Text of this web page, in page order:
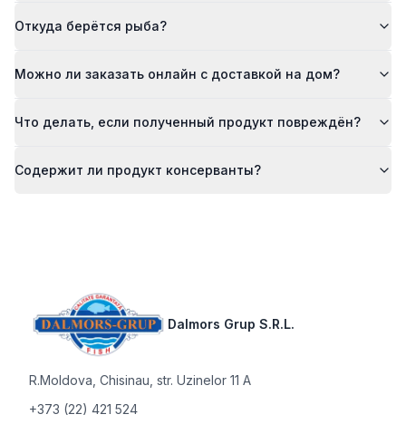
Откуда берётся рыба?
Можно ли заказать онлайн с доставкой на дом?
Что делать, если полученный продукт повреждён?
Содержит ли продукт консерванты?
Dalmors Grup S.R.L.
R.Moldova Chisinau, str. Uzinelor 11 A
+373 (22) 421 524